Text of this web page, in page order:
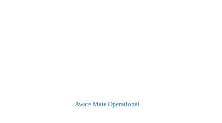
Aware Mate Operational